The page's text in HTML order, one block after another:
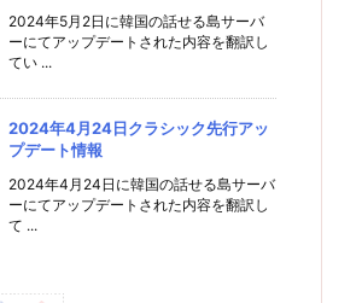
2024年5月2日に韓国の話せる島サーバ
ーにてアップデートされた内容を翻訳し
てい ...
2024年4月24日クラシック先行アッ
プデート情報
2024年4月24日に韓国の話せる島サーバ
ーにてアップデートされた内容を翻訳し
て ...